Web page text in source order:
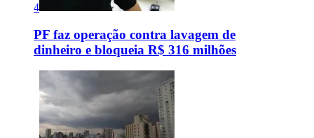
4
PF faz operação contra lavagem de
dinheiro e bloqueia R$ 316 milhões